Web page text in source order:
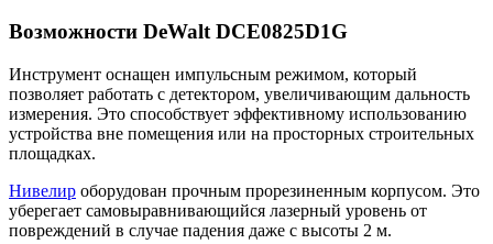
Возможности DeWalt DCE0825D1G
Инструмент оснащен импульсным режимом, который
позволяет работать с детектором, увеличивающим дальность
измерения. Это способствует эффективному использованию
устройства вне помещения или на просторных строительных
площадках.
Нивелир оборудован прочным прорезиненным корпусом. Это
уберегает самовыравнивающийся лазерный уровень от
повреждений в случае падения даже с высоты 2 м.